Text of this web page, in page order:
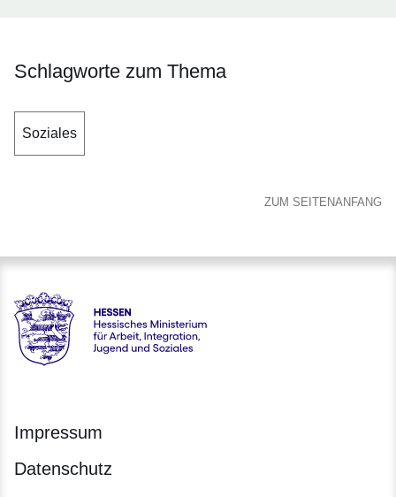
Schlagworte zum Thema
Soziales
ZUM SEITENANFANG
Hessen - Hessisches Ministerium für Arbeit, Integration,
Impressum
Datenschutz